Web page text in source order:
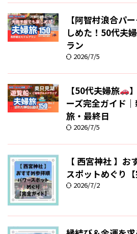
【阿智村浪合パ
しめた！50代夫
ラン
2026/7/5
【50代夫婦旅
ーズ完全ガイド
旅・最終日
2026/7/5
【 西宮神社 】
スポットめぐり【
2026/7/2